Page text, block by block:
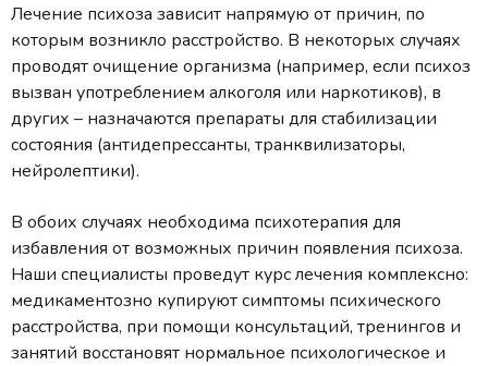
Лечение психоза зависит напрямую от причин, по
которым возникло расстройство. В некоторых случаях
проводят очищение организма (например, если психоз
вызван употреблением алкоголя или наркотиков), в
других – назначаются препараты для стабилизации
состояния (антидепрессанты, транквилизаторы,
нейролептики).
В обоих случаях необходима психотерапия для
избавления от возможных причин появления психоза.
Наши специалисты проведут курс лечения комплексно:
медикаментозно купируют симптомы психического
расстройства, при помощи консультаций, тренингов и
занятий восстановят нормальное психологическое и